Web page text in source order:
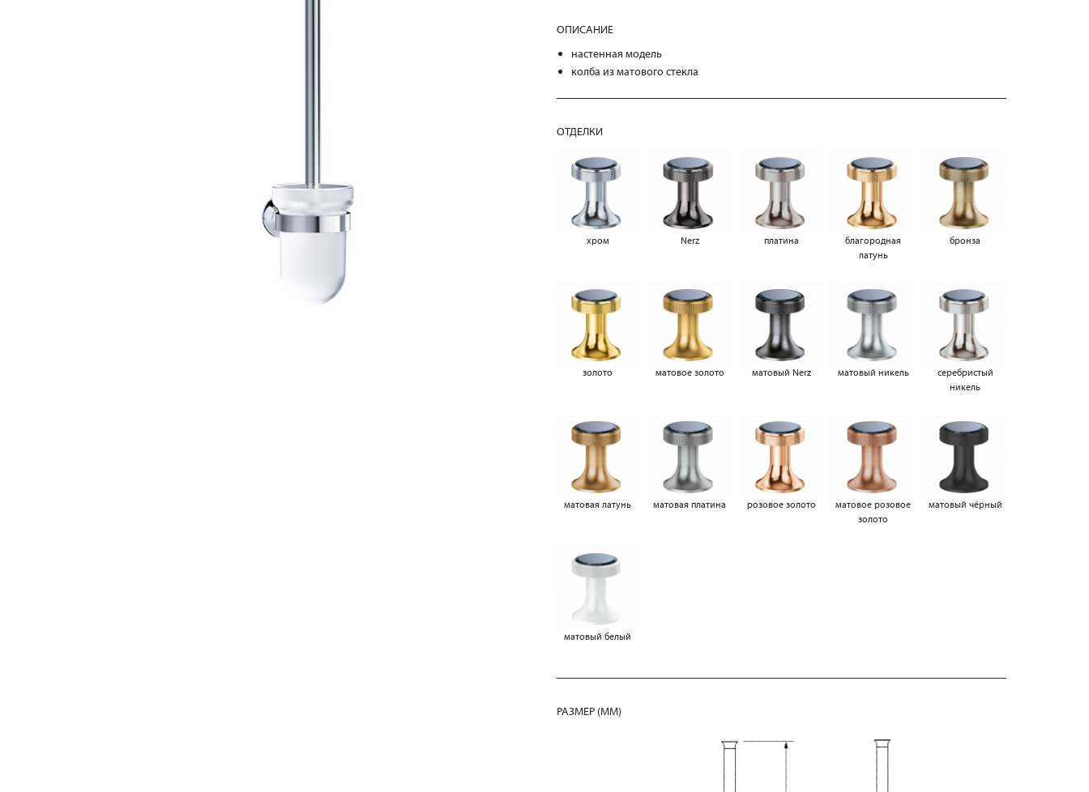
ОПИСАНИЕ
настенная модель
колба из матового стекла
ОТДЕЛКИ
хром Nerz платина
благородная
латунь
бронза
золото матовое золото матовый Nerz матовый никель
серебристый
никель
матовая латунь матовая платина розовое золото
матовое розовое
золото
матовый чёрный
матовый белый
РАЗМЕР (MM)